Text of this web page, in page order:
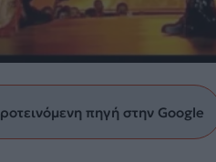
πηγή στην Google